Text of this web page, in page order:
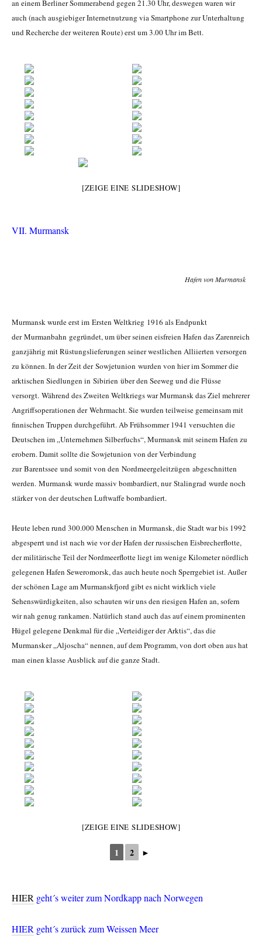
an einem Berliner Sommerabend gegen 21.30 Uhr, deswegen waren wir
auch (nach ausgiebiger Internetnutzung via Smartphone zur Unterhaltung
und Recherche der weiteren Route) erst um 3.00 Uhr im Bett.
[ZEIGE EINE SLIDESHOW]
VII. Murmansk
Hafen von Murmansk
Murmansk wurde erst im Ersten Weltkrieg 1916 als Endpunkt
der Murmanbahn gegründet, um über seinen eisfreien Hafen das Zarenreich
ganzjährig mit Rüstungslieferungen seiner westlichen Alliierten versorgen
zu können. In der Zeit der Sowjetunion wurden von hier im Sommer die
arktischen Siedlungen in Sibirien über den Seeweg und die Flüsse
versorgt. Während des Zweiten Weltkriegs war Murmansk das Ziel mehrerer
Angriffsoperationen der Wehrmacht. Sie wurden teilweise gemeinsam mit
finnischen Truppen durchgeführt. Ab Frühsommer 1941 versuchten die
Deutschen im „Unternehmen Silberfuchs“, Murmansk mit seinem Hafen zu
erobern. Damit sollte die Sowjetunion von der Verbindung
zur Barentssee und somit von den Nordmeergeleitzügen abgeschnitten
werden. Murmansk wurde massiv bombardiert, nur Stalingrad wurde noch
stärker von der deutschen Luftwaffe bombardiert.
Heute leben rund 300.000 Menschen in Murmansk, die Stadt war bis 1992
abgesperrt und ist nach wie vor der Hafen der russischen Eisbrecherflotte,
der militärische Teil der Nordmeerflotte liegt im wenige Kilometer nördlich
gelegenen Hafen Seweromorsk, das auch heute noch Sperrgebiet ist. Außer
der schönen Lage am Murmanskfjord gibt es nicht wirklich viele
Sehenswürdigkeiten, also schauten wir uns den riesigen Hafen an, sofern
wir nah genug rankamen. Natürlich stand auch das auf einem prominenten
Hügel gelegene Denkmal für die „Verteidiger der Arktis“, das die
Murmansker „Aljoscha“ nennen, auf dem Programm, von dort oben aus hat
man einen klasse Ausblick auf die ganze Stadt.
[ZEIGE EINE SLIDESHOW]
1 2 ►
HIER geht´s weiter zum Nordkapp nach Norwegen
HIER geht´s zurück zum Weissen Meer